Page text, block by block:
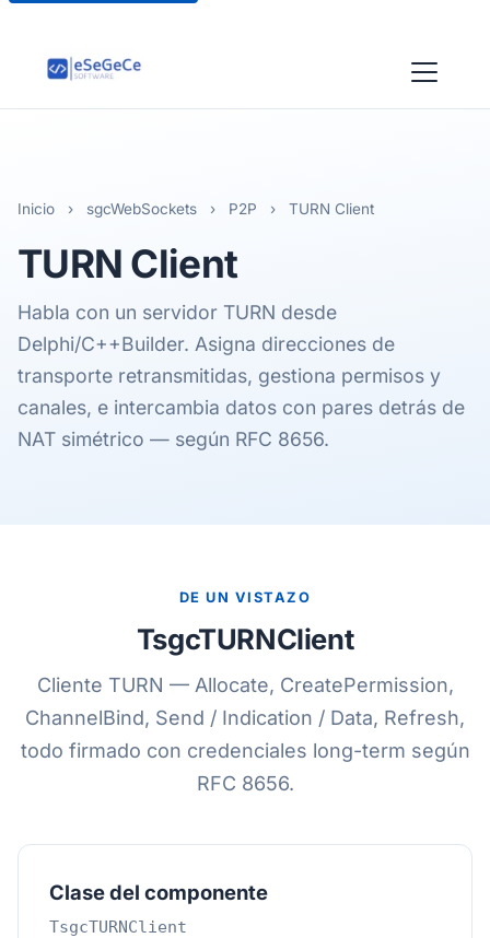
Inicio › sgcWebSockets › P2P › TURN Client
TURN Client
Habla con un servidor TURN desde
Delphi/C++Builder. Asigna direcciones de
transporte retransmitidas, gestiona permisos y
canales, e intercambia datos con pares detrás de
NAT simétrico — según RFC 8656.
DE UN VISTAZO
TsgcTURNClient
Cliente TURN — Allocate, CreatePermission,
ChannelBind, Send / Indication / Data, Refresh,
todo firmado con credenciales long-term según
RFC 8656.
Clase del componente
TsgcTURNClient